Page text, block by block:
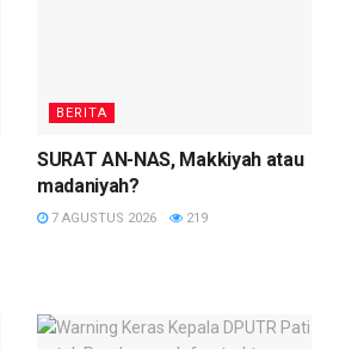
BERITA
SURAT AN-NAS, Makkiyah atau
madaniyah?
7 AGUSTUS 2026 219